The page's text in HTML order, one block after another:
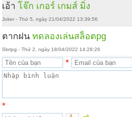
เอ้าโจ๊ก เกอร์ เกมส์ มิ่ง
Joker - Thứ 5, ngày 21/04/2022 13:39:56
ตากฝนทดลองเล่นสล็อตpg
Slotpg - Thứ 2, ngày 18/04/2022 14:28:26
*
*